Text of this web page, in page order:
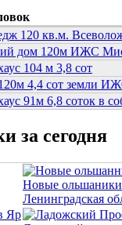
120 кв.м.
дом 120м ИЖС
104 м 3,8 сот
4,4 сот земли
91м 6,8 соток в
за сегодня
Новые ольшаники
Ленинградская